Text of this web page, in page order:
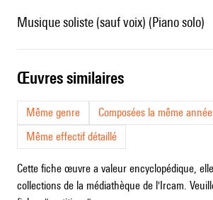
Musique soliste (sauf voix) (Piano solo)
œuvres similaires
Même genre
Composées la même année
Même effectif détaillé
Cette fiche œuvre a valeur encyclopédique,
collections de la médiathèque de l'Ircam.